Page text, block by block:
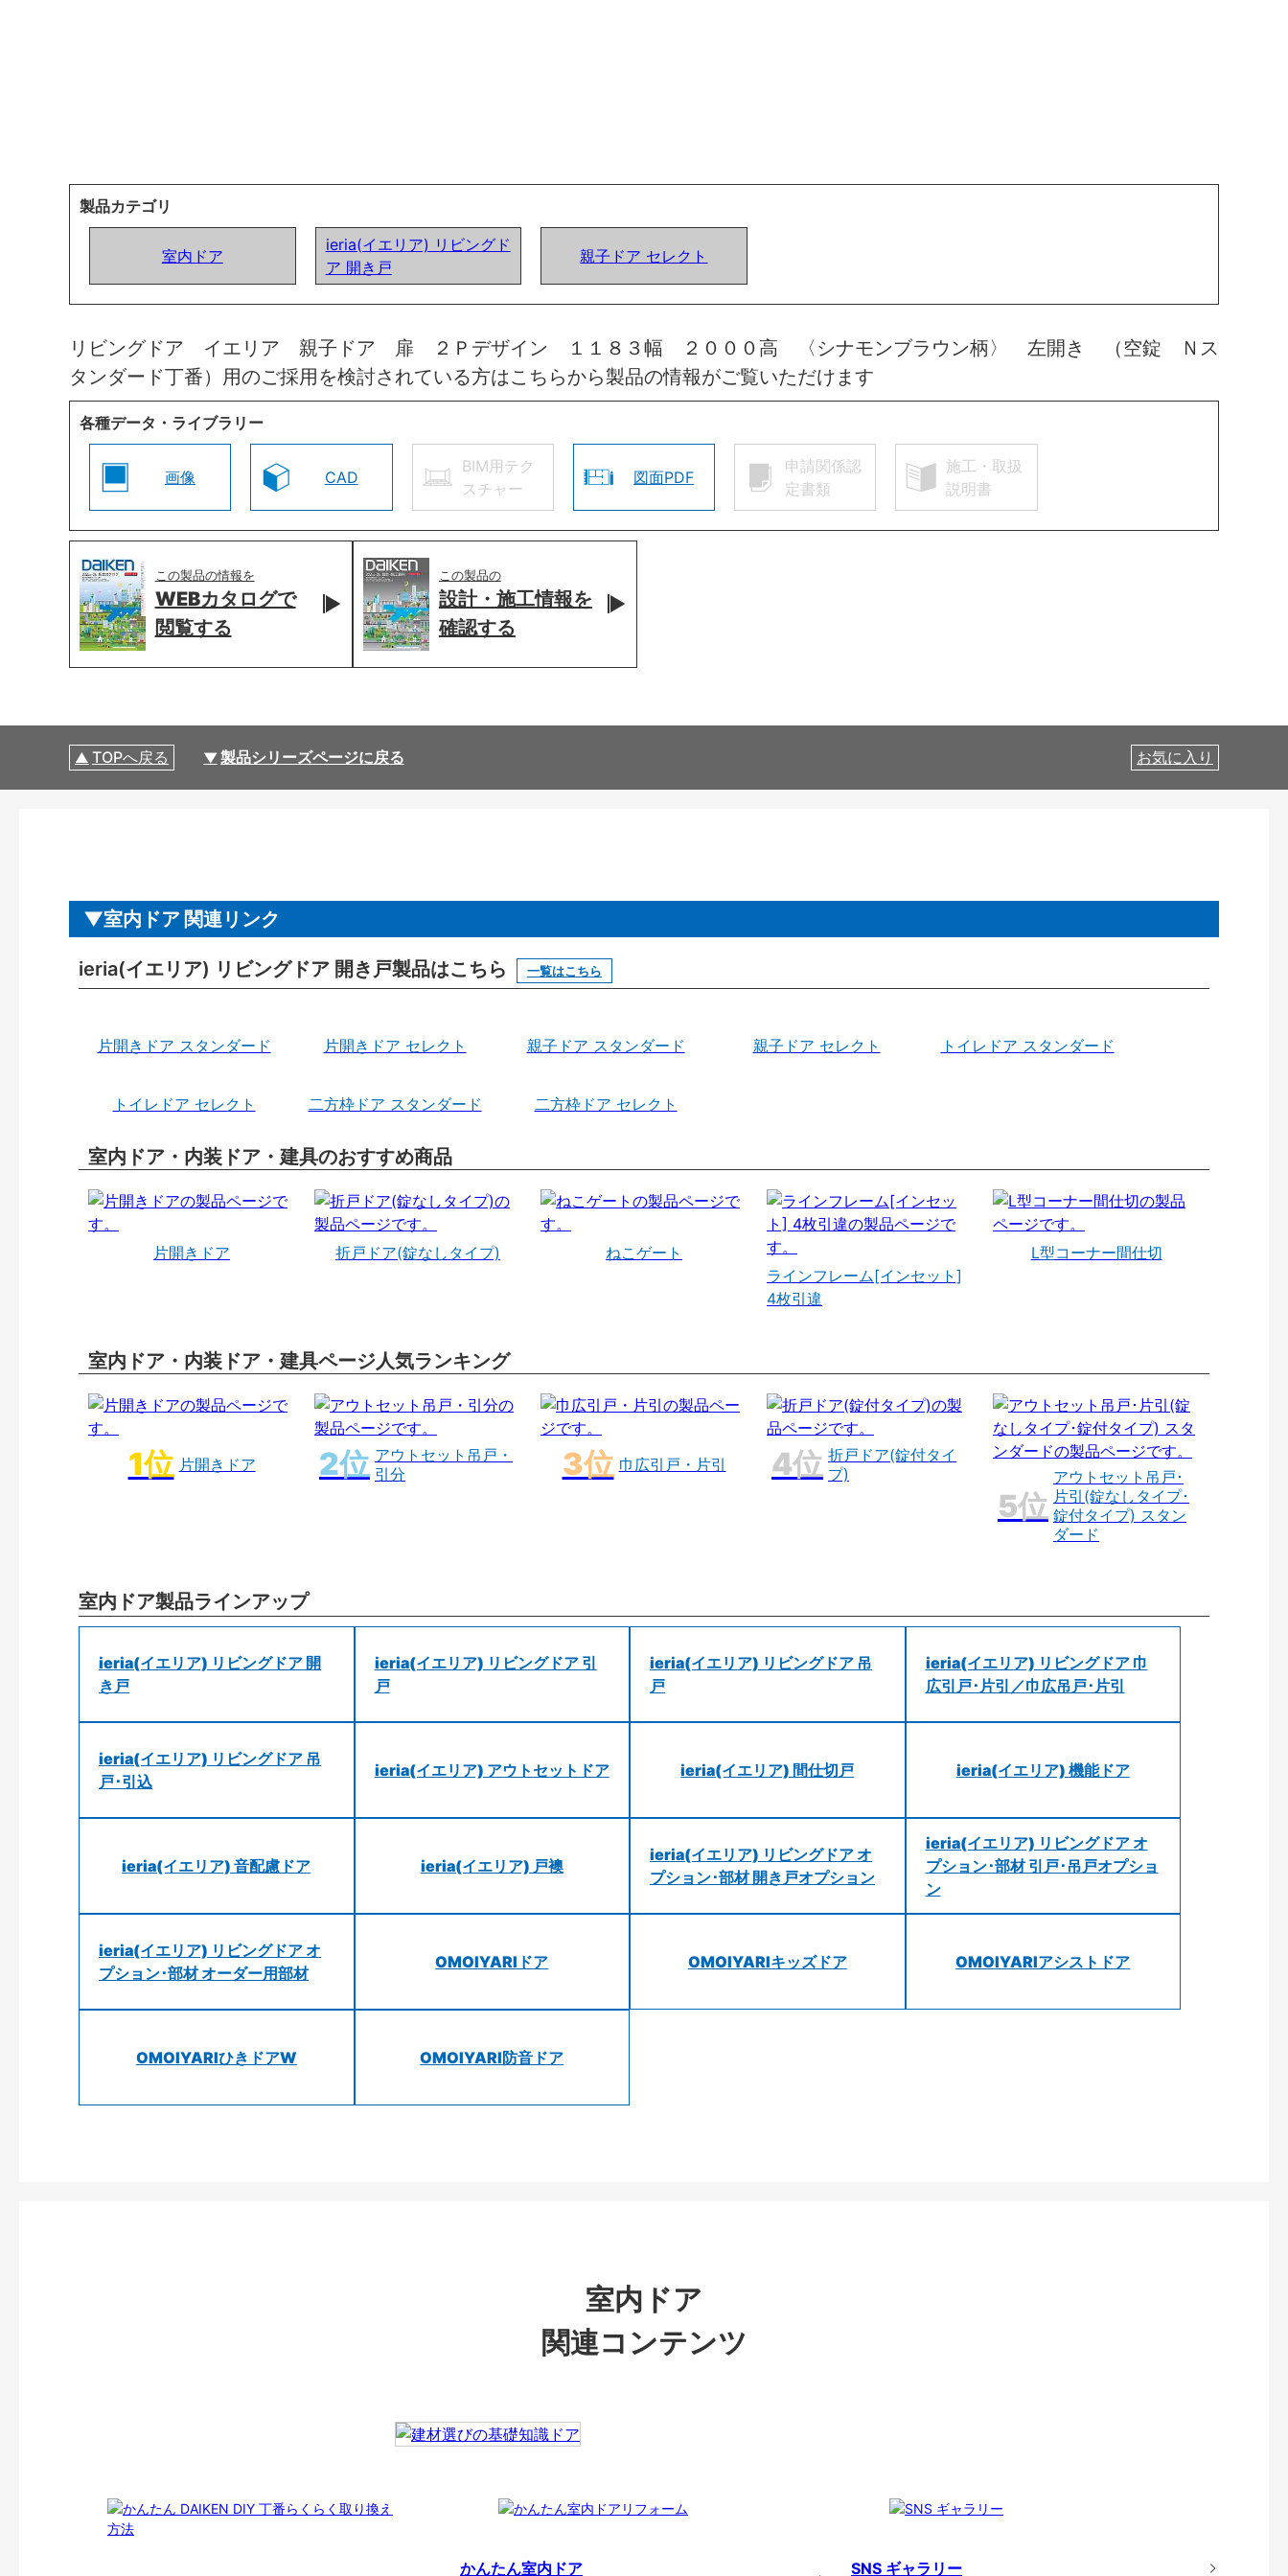
製品カテゴリ
室内ドア
ieria(イエリア) リビングド
ア 開き戸
親子ドア セレクト
リビングドア イエリア 親子ドア 扉 ２Ｐデザイン １１８３幅 ２０００高 〈シナモンブラウン柄〉 左開き （空錠 Ｎス
タンダード丁番）用のご採用を検討されている方はこちらから製品の情報がご覧いただけます
各種データ・ライブラリー
画像 CAD
BIM用テク
スチャー
図面PDF
申請関係認
定書類
施工・取扱
説明書
この製品の情報を
WEBカタログで
閲覧する
この製品の
設計・施工情報を
確認する
TOPへ戻る 製品シリーズページに戻る お気に入り
室内ドア 関連リンク
ieria(イエリア) リビングドア 開き戸製品はこちら 一覧はこちら
片開きドア スタンダード 片開きドア セレクト 親子ドア スタンダード 親子ドア セレクト トイレドア スタンダード
トイレドア セレクト 二方枠ドア スタンダード 二方枠ドア セレクト
室内ドア・内装ドア・建具のおすすめ商品
片開きドア 折戸ドア(錠なしタイプ)
ねこゲート
ラインフレーム[インセット]
4枚引違
L型コーナー間仕切
室内ドア・内装ドア・建具ページ人気ランキング
片開きドア
アウトセット吊戸・
引分
巾広引戸・片引
折戸ドア(錠付タイ
プ)
アウトセット吊戸･
片引(錠なしタイプ･
錠付タイプ) スタン
ダード
室内ドア製品ラインアップ
ieria(イエリア) リビングドア 開
き戸
ieria(イエリア) リビングドア 引
戸
ieria(イエリア) リビングドア 吊
戸
ieria(イエリア) リビングドア 巾
広引戸･片引／巾広吊戸･片引
ieria(イエリア) リビングドア 吊
戸･引込
ieria(イエリア) アウトセットドア ieria(イエリア) 間仕切戸 ieria(イエリア) 機能ドア
ieria(イエリア) 音配慮ドア ieria(イエリア) 戸襖
ieria(イエリア) リビングドア オ
プション･部材 開き戸オプション
ieria(イエリア) リビングドア オ
プション･部材 引戸･吊戸オプショ
ン
ieria(イエリア) リビングドア オ
プション･部材 オーダー用部材
OMOIYARIドア OMOIYARIキッズドア OMOIYARIアシストドア
OMOIYARIひきドアW OMOIYARI防音ドア
室内ドア
関連コンテンツ
かんたん室内ドア SNS ギャラリー